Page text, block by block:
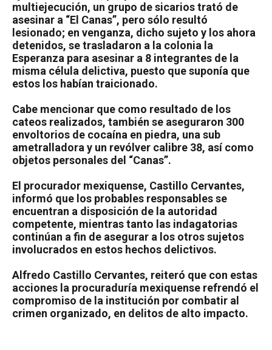
multiejecución, un grupo de sicarios trató de
asesinar a “El Canas”, pero sólo resultó
lesionado; en venganza, dicho sujeto y los ahora
detenidos, se trasladaron a la colonia la
Esperanza para asesinar a 8 integrantes de la
misma célula delictiva, puesto que suponía que
estos los habían traicionado.
Cabe mencionar que como resultado de los
cateos realizados, también se aseguraron 300
envoltorios de cocaína en piedra, una sub
ametralladora y un revólver calibre 38, así como
objetos personales del “Canas”.
El procurador mexiquense, Castillo Cervantes,
informó que los probables responsables se
encuentran a disposición de la autoridad
competente, mientras tanto las indagatorias
continúan a fin de asegurar a los otros sujetos
involucrados en estos hechos delictivos.
Alfredo Castillo Cervantes, reiteró que con estas
acciones la procuraduría mexiquense refrendó el
compromiso de la institución por combatir al
crimen organizado, en delitos de alto impacto.